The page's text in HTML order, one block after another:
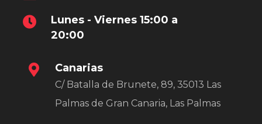
Lunes - Viernes 15:00 a
20:00
Canarias
C/ Batalla de Brunete, 89, 35013 Las
Palmas de Gran Canaria, Las Palmas